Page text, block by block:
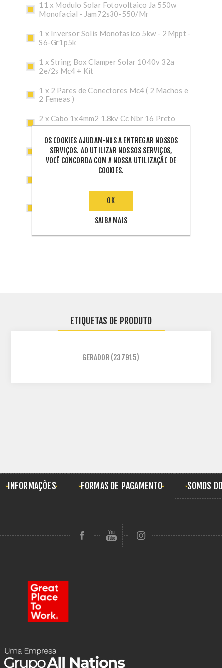
11 x Modulo Solar Fotovoltaico Ja 550w
Monofacial - Jam72s30-550/Mr
1 x Inversor Solis Monofasico 5kw - 2 Mppt -
S6-Gr1p5k
1 x String Box Clamper Solar 1040v 32a
2e/2s Mc4 + Kit
1 x 2 Pares de Conectores Mc4 ( 2 Machos e
2 Femeas )
2 x Cabo 1x4mm2 1.8kv Cc Nbr 16 Preto
25m
2 x Cabo 1x4mm2 1.8kv Cc Nbr 16 Vermelho
25m
3 x Kit Ceramico Smart 4,80m (Perfis 2,40m)
3 x Acessorio Ceramico Smart 2,40m Solar
ETIQUETAS DE PRODUTO
GERADOR (237915)
INFORMAÇÕES FORMAS DE PAGAMENTO SOMOS
OS COOKIES AJUDAM-NOS A ENTREGAR NOSSOS
SERVIÇOS. AO UTILIZAR NOSSOS SERVIÇOS,
VOCÊ CONCORDA COM A NOSSA UTILIZAÇÃO DE
COOKIES.
OK
SAIBA MAIS